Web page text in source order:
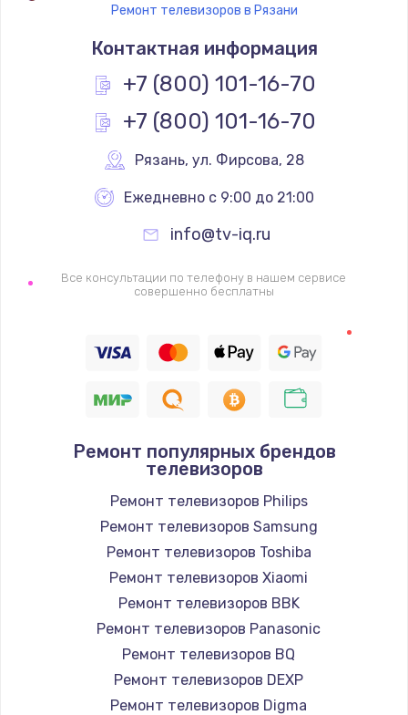
900 руб.
Заказать
900 руб.
Заказать
Не работает
1400 руб.
Восстановление цепи питания, пайка
Заказать
Программный ремонт/прошивка
Замена Bluetooth/Wi-Fi модуля
Заказать
Замена картридера
890 руб.
Ремонт телевизоров в Рязани
Контактная информация
+7 (800) 101-16-70
+7 (800) 101-16-70
Рязань, ул. Фирсова, 28
Ежедневно с 9:00 до 21:00
info@tv-iq.ru
Все консультации по телефону в нашем сервисе
совершенно бесплатны
Ремонт популярных брендов
телевизоров
Ремонт телевизоров Philips
Ремонт телевизоров Samsung
Ремонт телевизоров Toshiba
Ремонт телевизоров Xiaomi
Ремонт телевизоров BBK
Ремонт телевизоров Panasonic
Ремонт телевизоров BQ
Ремонт телевизоров DEXP
Ремонт телевизоров Digma